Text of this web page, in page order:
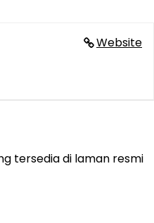
Website
tersedia di laman resmi